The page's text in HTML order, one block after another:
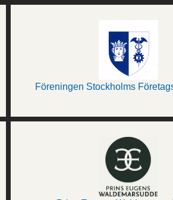
Föreningen Stockholms